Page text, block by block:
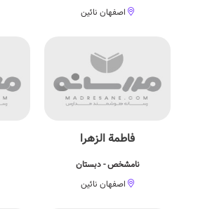
اصفهان نائین
فاطمة الزهرا
نامشخص - دبستان
اصفهان نائین